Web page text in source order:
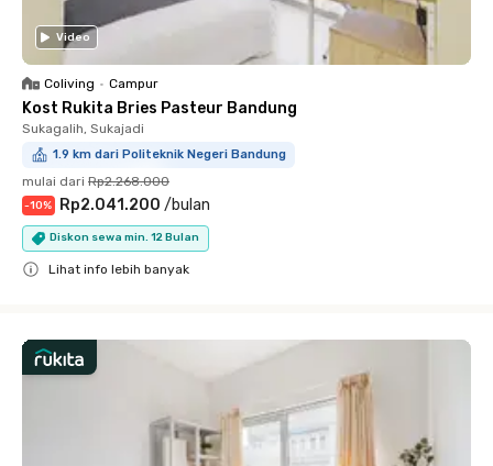
Video
Coliving • Campur
Kost Rukita Bries Pasteur Bandung
Sukagalih, Sukajadi
1.9 km dari Politeknik Negeri Bandung
mulai dari Rp2.268.000
-10% Rp2.041.200 /bulan
Diskon sewa min. 12 Bulan
Lihat info lebih banyak